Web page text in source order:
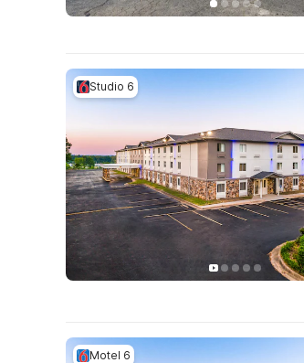
Studio 6
Motel 6